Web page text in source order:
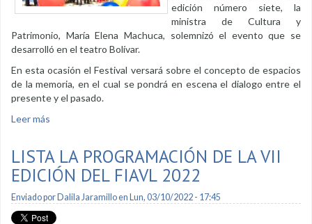
edición número siete, la
ministra de Cultura y
Patrimonio, María Elena Machuca, solemnizó el evento que se
desarrolló en el teatro Bolívar.
En esta ocasión el Festival versará sobre el concepto de espacios
de la memoria, en el cual se pondrá en escena el dialogo entre el
presente y el pasado.
Leer más
LISTA LA PROGRAMACIÓN DE LA VII
EDICIÓN DEL FIAVL 2022
Enviado por Dalila Jaramilloen Lun, 03/10/2022 - 17:45